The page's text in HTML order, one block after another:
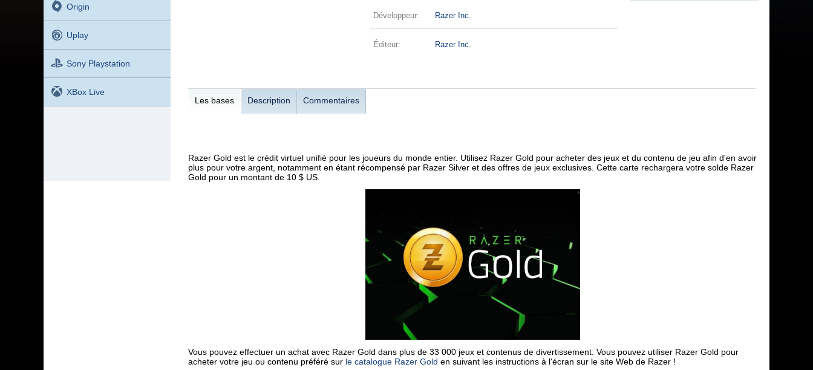
Origin
Uplay
Sony Playstation
XBox Live
Développeur: Razer Inc.
Éditeur: Razer Inc.
Les bases Description Commentaires
Razer Gold est le crédit virtuel unifié pour les joueurs du monde entier. Utilisez Razer Gold pour acheter des jeux et du contenu de jeu afin d'en avoir
plus pour votre argent, notamment en étant récompensé par Razer Silver et des offres de jeux exclusives. Cette carte rechargera votre solde Razer
Gold pour un montant de 10 $ US.
Vous pouvez effectuer un achat avec Razer Gold dans plus de 33 000 jeux et contenusde divertissement. Vous pouvez utiliser Razer Gold pour
acheter votre jeu ou contenu préféré sur le catalogue Razer Gold en suivant les instructions à l'écran sur le site Web de Razer !